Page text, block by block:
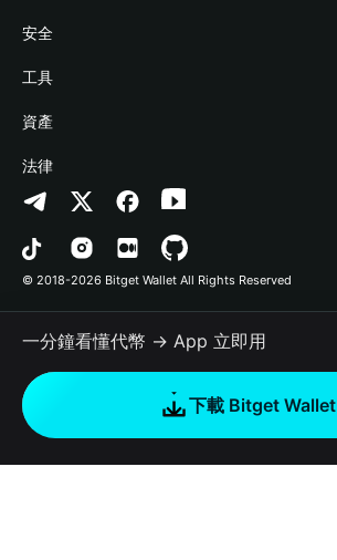
學院
加密資訊
幫助中心
‌聯繫我們
品牌資源
工作機會
Stablecoin Earn
Payfi Crypto
Crypto Swap API
Altcoin Season Index
Prediction Markets
DApp
RWA
如何購買加密貨幣
開發者文件
連接錢包
Bitget Wallet Pay
合作上架
安全
風險保障基金
安全防護技術
工具
快捷買幣
授權檢測
合約檢測
批次轉帳
資產
Arbitrum
Avalanche
Bitcoin
Polygon
法律
隱私協議
用戶使用協議
© 2018-2026 Bitget Wallet All Rights Reserved
一分鐘看懂代幣 → App 立即用
下載 Bitget Wallet